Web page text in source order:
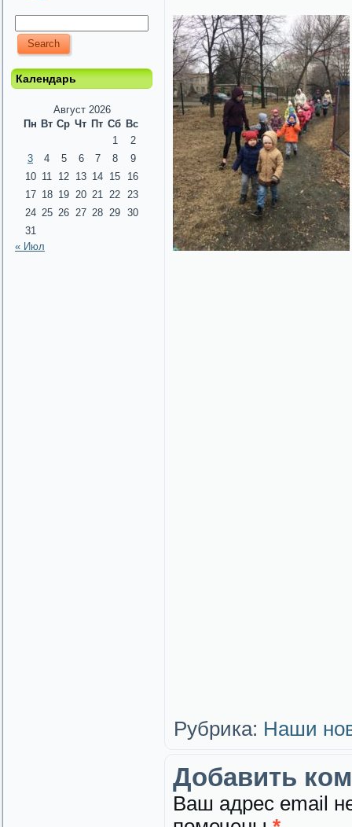
Календарь
Август 2026
Пн Вт Ср Чт Пт Сб Вс
1
2
3
4 5 6 7 8
9
10 11 12 13 14 15
16
17 18 19 20 21 22
23
24 25 26 27 28 29 30
31
« Июл
Рубрика: Наши
Добавить
Ваш адрес email